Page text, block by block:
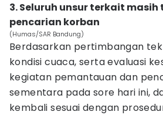
3. Seluruh unsur terkait
pencarian korban
(Humas/SAR Bandung)
Berdasarkan pertimbangan
kondisi cuaca, serta evaluasi
kegiatan pemantauan dan
sementara pada sore hari ini,
kembali sesuai dengan